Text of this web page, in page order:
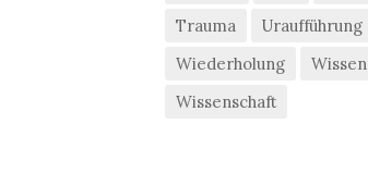
Trauma
Uraufführung
Wiederholung
Wissen
Wissenschaft